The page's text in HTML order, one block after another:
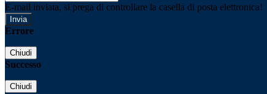
E-mail inviata, si prega di controllare la casella di posta elettronica!
Errore
Chiudi
Successo
Chiudi